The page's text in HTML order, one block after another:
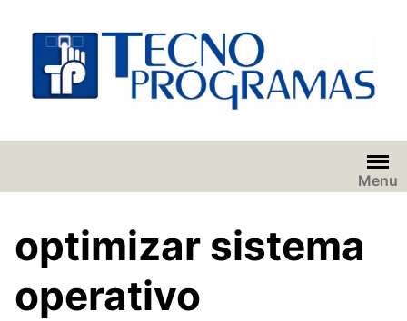
contenido
Menu
optimizar sistema
operativo